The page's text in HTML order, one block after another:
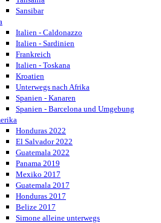
Sansibar
Italien - Caldonazzo
Italien - Sardinien
Frankreich
Italien - Toskana
Kroatien
Unterwegs nach Afrika
Spanien - Kanaren
Spanien - Barcelona und Umgebung
Honduras 2022
El Salvador 2022
Guatemala 2022
Panama 2019
Mexiko 2017
Guatemala 2017
Honduras 2017
Belize 2017
Simone alleine unterwegs